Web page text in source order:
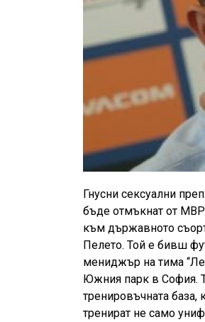
Гнусни сексуални
бъде отмъкнат от
към държавното
Пелето. Той е бивш
мениджър на тима
Южния парк в София.
тренировъчната база,
тренират не само